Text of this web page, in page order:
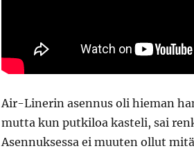
Air-Linerin asennus oli hieman
mutta kun putkiloa kasteli, sai
Asennuksessa ei muuten ollut